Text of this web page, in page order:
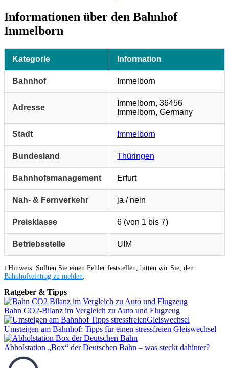
Informationen über den Bahnhof
Immelborn
Kategorie Information
Bahnhof Immelborn
Adresse
Immelborn, 36456
Immelborn, Germany
Stadt Immelborn
Bundesland Thüringen
Bahnhofsmanagement Erfurt
Nah- & Fernverkehr ja / nein
Preisklasse 6 (von 1 bis 7)
Betriebsstelle UIM
ℹ️ Hinweis: Sollten Sie einen Fehler feststellen, bitten wir Sie, den
Bahnhofseintrag zu melden
Ratgeber & Tipps
Bahn CO2-Bilanz im Vergleich zu Auto und Flugzeug
Umsteigen am Bahnhof: Tipps für einen stressfreien Gleiswechsel
Abholstation „Box“ der Deutschen Bahn – was steckt dahinter?